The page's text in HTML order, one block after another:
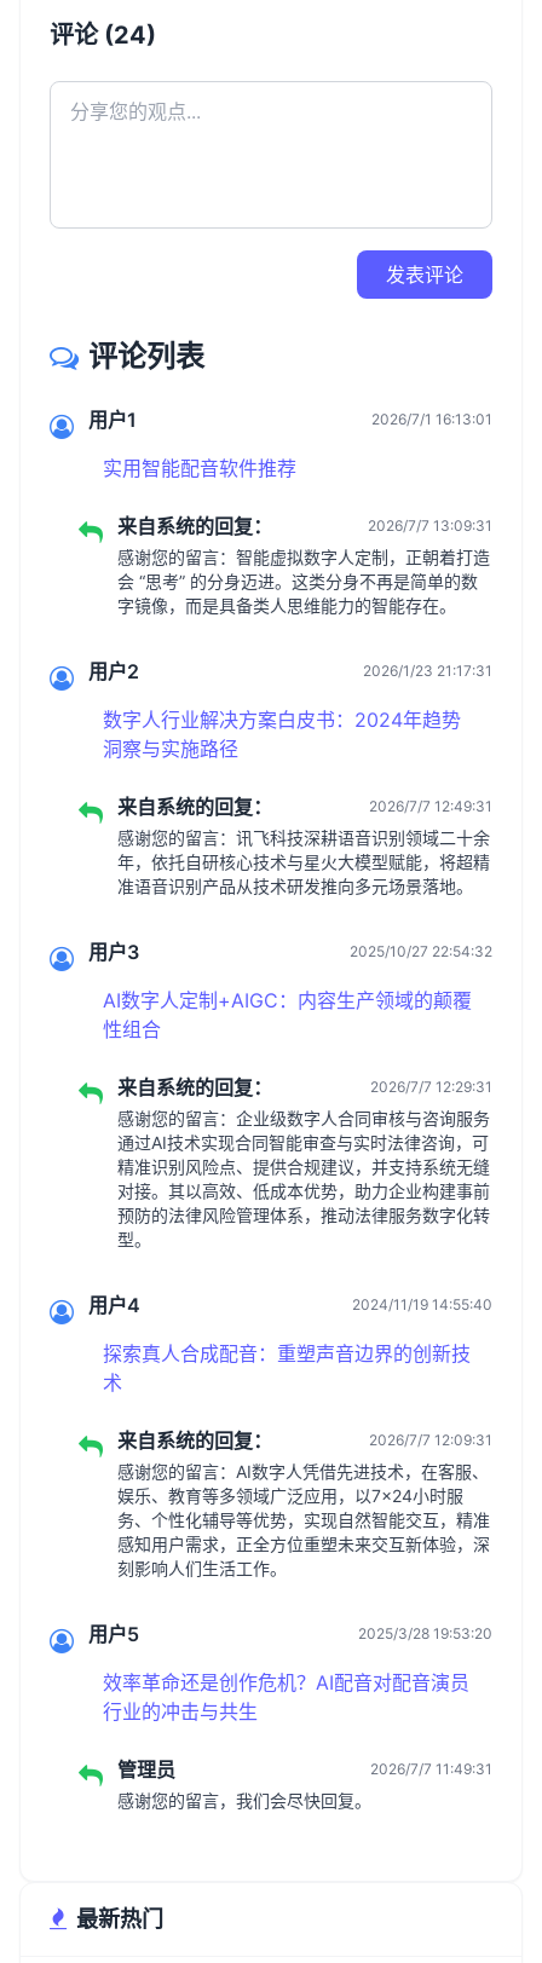
评论 (24)
发表评论
评论列表
用户1 2026/7/1 16:13:01
实用智能配音软件推荐
来自系统的回复： 2026/7/7 13:09:31
感谢您的留言：智能虚拟数字人定制，正朝着打造
会 “思考” 的分身迈进。这类分身不再是简单的数
字镜像，而是具备类人思维能力的智能存在。
用户2 2026/1/23 21:17:31
数字人行业解决方案白皮书：2024年趋势
洞察与实施路径
来自系统的回复： 2026/7/7 12:49:31
感谢您的留言：讯飞科技深耕语音识别领域二十余
年，依托自研核心技术与星火大模型赋能，将超精
准语音识别产品从技术研发推向多元场景落地。
用户3 2025/10/27 22:54:32
AI数字人定制+AIGC：内容生产领域的颠覆
性组合
来自系统的回复： 2026/7/7 12:29:31
感谢您的留言：企业级数字人合同审核与咨询服务
通过AI技术实现合同智能审查与实时法律咨询，可
精准识别风险点、提供合规建议，并支持系统无缝
对接。其以高效、低成本优势，助力企业构建事前
预防的法律风险管理体系，推动法律服务数字化转
型。
用户4 2024/11/19 14:55:40
探索真人合成配音：重塑声音边界的创新技
术
来自系统的回复： 2026/7/7 12:09:31
感谢您的留言：AI数字人凭借先进技术，在客服、
娱乐、教育等多领域广泛应用，以7×24小时服
务、个性化辅导等优势，实现自然智能交互，精准
感知用户需求，正全方位重塑未来交互新体验，深
刻影响人们生活工作。
用户5 2025/3/28 19:53:20
效率革命还是创作危机？AI配音对配音演员
行业的冲击与共生
管理员 2026/7/7 11:49:31
感谢您的留言，我们会尽快回复。
最新热门